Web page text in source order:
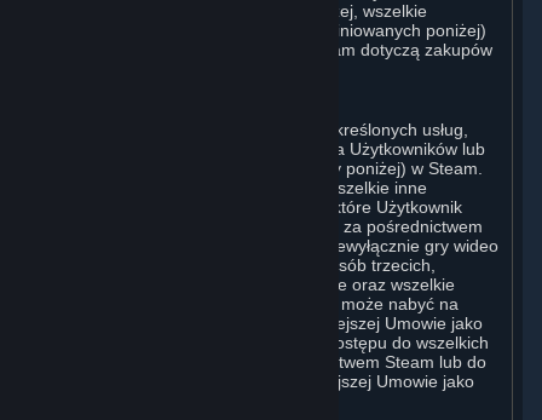
Rynku Subskrypcji) nie wskazano inaczej, wszelkie
transakcje dotyczące Subskrypcji (zdefiniowanych poniżej)
dokonywane przez Użytkownika w Steam dotyczą zakupów
Użytkownik może uzyskać dostęp do określonych usług,
oprogramowania i treści dostępnych dla Użytkowników lub
zakupić określony Sprzęt (zdefiniowany poniżej) w Steam.
Oprogramowanie klienta Steam oraz wszelkie inne
oprogramowanie, treści i aktualizacje, które Użytkownik
pobiera lub do których uzyskuje dostęp za pośrednictwem
Steam, w tym w szczególności, choć niewyłącznie gry wideo
oraz zawarte w grach treści Valve lub osób trzecich,
związane ze Sprzętem oprogramowanie oraz wszelkie
wirtualne przedmioty, które Użytkownik może nabyć na
Rynku Subskrypcji, są określane w niniejszej Umowie jako
„Treści i Usługi”; prawa do uzyskania dostępu do wszelkich
Treści i Usług dostępnych za pośrednictwem Steam lub do
korzystania z nich są określane w niniejszej Umowie jako